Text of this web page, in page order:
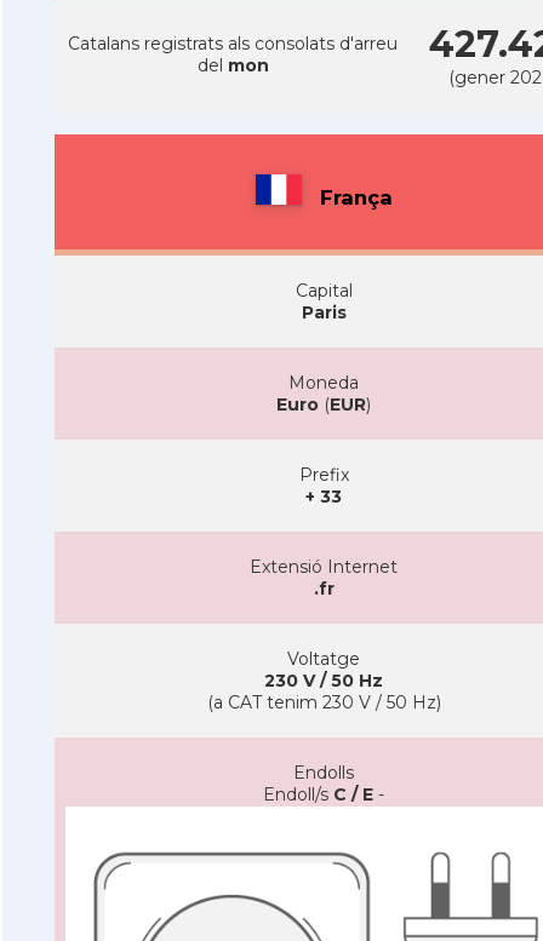
Catalans registrats als consolats d'arreu
del mon
(gener
França
Capital
Paris
Moneda
Euro (EUR)
Prefix
+ 33
Extensió Internet
.fr
Voltatge
230 V / 50 Hz
(a CAT tenim 230 V / 50 Hz)
Endolls
Endoll/s C / E -